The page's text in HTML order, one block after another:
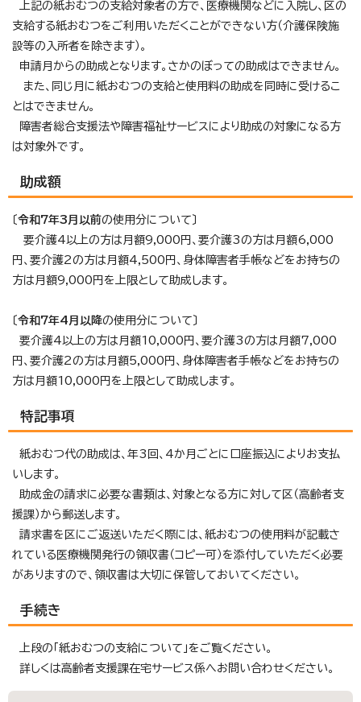
上記の紙おむつの支給対象者の方で、医療機関などに入院し、区の
支給する紙おむつをご利用いただくことができない方（介護保険施
設等の入所者を除きます）。
申請月からの助成となります。さかのぼっての助成はできません。
また、同じ月に紙おむつの支給と使用料の助成を同時に受けるこ
とはできません。
障害者総合支援法や障害福祉サービスにより助成の対象になる方
は対象外です。
助成額
〔令和7年3月以前の使用分について〕
要介護4以上の方は月額9,000円、要介護3の方は月額6,000
円、要介護2の方は月額4,500円、身体障害者手帳などをお持ちの
方は月額9,000円を上限として助成します。
〔令和7年4月以降の使用分について〕
要介護4以上の方は月額10,000円、要介護3の方は月額7,000
円、要介護2の方は月額5,000円、身体障害者手帳などをお持ちの
方は月額10,000円を上限として助成します。
特記事項
紙おむつ代の助成は、年3回、4か月ごとに口座振込によりお支払
いします。
助成金の請求に必要な書類は、対象となる方に対して区（高齢者支
援課）から郵送します。
請求書を区にご返送いただく際には、紙おむつの使用料が記載さ
れている医療機関発行の領収書（コピー可）を添付していただく必要
がありますので、領収書は大切に保管しておいてください。
手続き
上段の「紙おむつの支給について」をご覧ください。
詳しくは高齢者支援課在宅サービス係へお問い合わせください。